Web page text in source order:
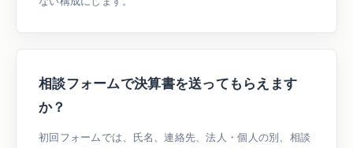
相談フォームで決算書を送ってもらえます
か？
初回フォームでは、氏名、連絡先、法人・個人の別、相談